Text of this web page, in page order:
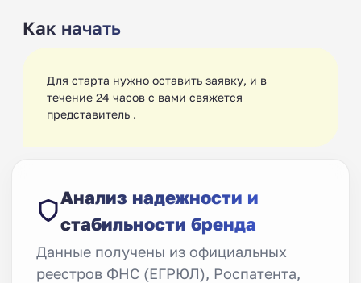
Как начать
Для старта нужно оставить заявку, и в
течение 24 часов с вами свяжется
представитель .
Анализ надежности и
стабильности бренда
Данные получены из официальных
реестров ФНС (ЕГРЮЛ), Роспатента,